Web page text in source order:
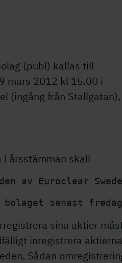
(publ) kallas till
mars 2012 kl 15.00 i
(ingång från Stallgatan),
årsstämman skall
senast
sina aktier
inregistrera
Sådan